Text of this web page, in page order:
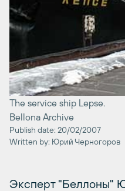
The service ship Lepse.
Bellona Archive
Publish date: 20/02/2007
Written by: Юрий Черногоров
Эксперт "Беллоны"